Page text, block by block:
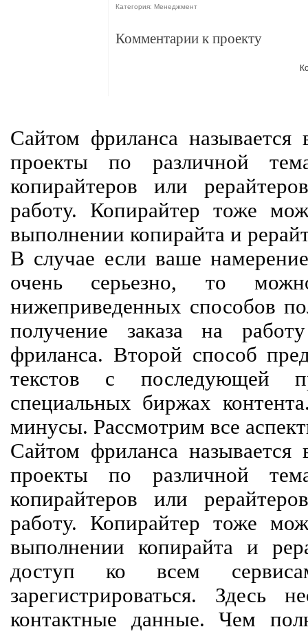
Категория: Менеджмент
Комментарии к проекту
Сайтом фриланса называется
проекты по различной
копирайтеров или
работу. Копирайтер тоже
выполнении копирайта и
В случае если ваше
очень серьезно, то
нижеприведенных способов
получение заказа на
фриланса. Второй способ
текстов с последующей
специальных биржах
минусы. Рассмотрим все
Сайтом фриланса называется
проекты по различной
копирайтеров или
работу. Копирайтер тоже
выполнении копирайта и
доступ ко всем
зарегистрироваться. Здесь
контактные данные. Чем